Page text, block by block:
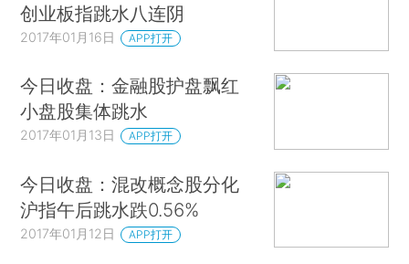
创业板指跳水八连阴
2017年01月16日 APP打开
今日收盘：金融股护盘飘红
小盘股集体跳水
2017年01月13日 APP打开
今日收盘：混改概念股分化
沪指午后跳水跌0.56%
2017年01月12日 APP打开